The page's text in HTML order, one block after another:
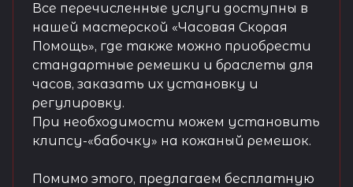
Все перечисленные услуги доступны в
нашей мастерской «Часовая Скорая
Помощь», где также можно приобрести
стандартные ремешки и браслеты для
часов, заказать их установку и
регулировку.
При необходимости можем установить
клипсу-«бабочку» на кожаный ремешок.
Помимо этого, предлагаем бесплатную